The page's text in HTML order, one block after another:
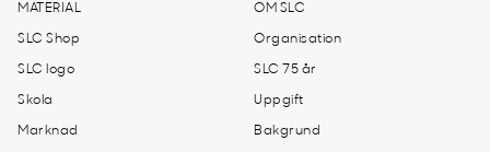
MATERIAL
SLC Shop
SLC logo
Skola
Marknad
OM SLC
Organisation
SLC 75 år
Uppgift
Bakgrund